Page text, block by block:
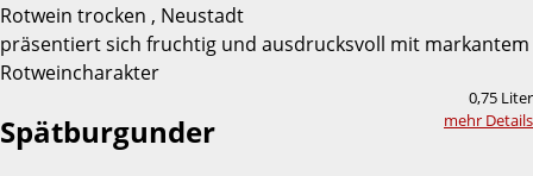
Rotwein trocken , Neustadt
präsentiert sich fruchtig und ausdrucksvoll mit markantem
Rotweincharakter
0,75 Liter
mehr Details
Spätburgunder